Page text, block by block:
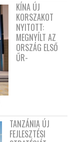
KÍNA ÚJ
KORSZAKOT
NYITOTT:
MEGNYÍLT AZ
ORSZÁG ELSŐ
ŰR-
TANZÁNIA ÚJ
FEJLESZTÉSI